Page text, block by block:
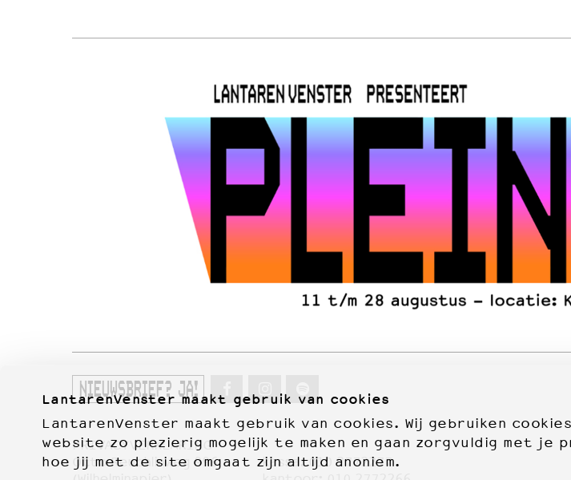
LantarenVenster maakt gebruik van cookies
LantarenVenster maakt gebruik van cookies. Wij gebruiken
website zo plezierig mogelijk te maken en gaan zorgvuldig met je
hoe jij met de site omgaat zijn altijd anoniem.
NIEUWSBRIEF? JA!
PRIVACYVERKLARING
Otto Reuchlinweg 996
kassa:010 2772277